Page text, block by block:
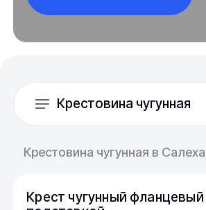
Крестовина чугунная
Крестовина чугунная в
Крест чугунный